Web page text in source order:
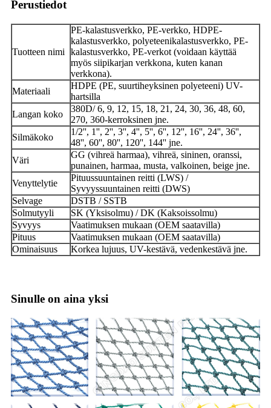
Perustiedot
Tuotteen nimi
PE-kalastusverkko, PE-verkko, HDPE-
kalastusverkko, polyeteenikalastusverkko, PE-
kalastusverkko, PE-verkot (voidaan käyttää
myös siipikarjan verkkona, kuten kanan
verkkona).
Materiaali
HDPE (PE, suurtiheyksinen polyeteeni) UV-
hartsilla
Langan koko
380D/ 6, 9, 12, 15, 18, 21, 24, 30, 36, 48, 60,
270, 360-kerroksinen jne.
Silmäkoko
1/2'', 1'', 2'', 3'', 4'', 5'', 6'', 12'', 16'', 24'', 36'',
48'', 60'', 80'', 120'', 144'' jne.
Väri
GG (vihreä harmaa), vihreä, sininen, oranssi,
punainen, harmaa, musta, valkoinen, beige jne.
Venyttelytie
Pituussuuntainen reitti (LWS) /
Syvyyssuuntainen reitti (DWS)
Selvage
DSTB / SSTB
Solmutyyli
SK (Yksisolmu) / DK (Kaksoissolmu)
Syvyys
Vaatimuksen mukaan (OEM saatavilla)
Pituus
Vaatimuksen mukaan (OEM saatavilla)
Ominaisuus
Korkea lujuus, UV-kestävä, vedenkestävä jne.
Sinulle on aina yksi